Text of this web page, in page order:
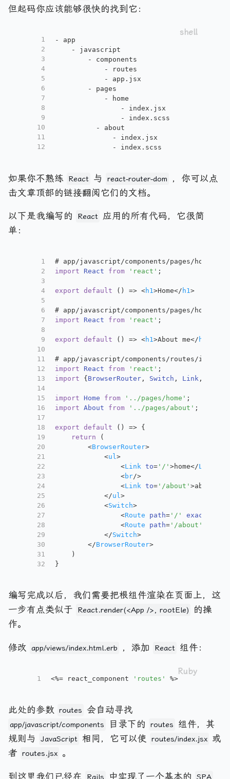
但起码你应该能够很快的找到它：
1
2
3
4
5
6
7
8
9
10
11
12
- app
    - javascript
        - components
            - routes
            - app.jsx
        - pages
            - home
                - index.jsx
                - index.scss
          - about
              - index.jsx
              - index.scss
如果你不熟练 React 与 react-router-dom
，你可以点
击文章顶部的链接翻阅它们的文档。
以下是我编写的 React 应用的所有代码，它很简
单：
1
2
3
4
5
6
7
8
9
10
11
12
13
14
15
16
17
18
19
20
21
22
23
24
25
26
27
28
29
30
31
32
# app/javascript/components/pages/home/
import
React from 'react' ;
export default () => <h1>Home</ h1>
# app/javascript/components/pages/home/
import
React from 'react' ;
export default () => <h1>About me</ h1
# app/javascript/components/routes/index.
import
React from 'react' ;
import { BrowserRouter , Switch , Link ,
import Home from '../pages/home' ;
import
About from '../pages/about' ;
export default () => {
return (
<BrowserRouter>
<ul>
<Link to= '/'>home</Link
<br/>
<Link to= '/about'>about
</ul>
<Switch>
<Route path= '/' exact
<Route path= '/about'
</Switch>
</BrowserRouter>
    )
}
编写完成以后，我们需要把根组件渲染在页面上，这
一步有点类似于
React.render(<App />, rootEle)
的操
作。
修改 app/views/index.html.erb ，添加 React 组件：
1 <%= react_component 'routes' %>
此处的参数 routes 会自动寻找
app/javascript/components 目录下的 routes
组件，其
规则与
JavaScript 相同，它可以使 routes/index.jsx 或
者 routes.jsx 。
到这里我们已经在 Rails 中实现了一个基本的 SPA